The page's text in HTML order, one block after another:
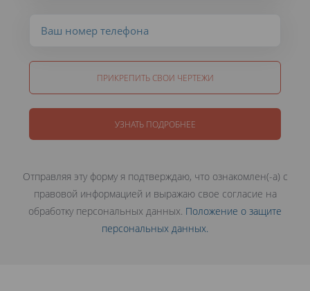
ПРИКРЕПИТЬ СВОИ ЧЕРТЕЖИ
УЗНАТЬ ПОДРОБНЕЕ
Отправляя эту форму я подтверждаю, что ознакомлен(-а) с
правовой информацией и выражаю свое согласие на
обработку персональных данных. Положение о защите
персональных данных.